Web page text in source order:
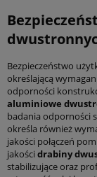
Bezpieczeństwo
określającą
odporności
aluminiowe
badania odporności
określa również
jakości połączeń
jakości drabiny
stabilizujące oraz